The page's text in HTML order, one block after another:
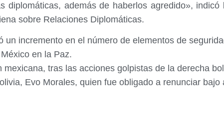
diplomáticas, además de haberlos agredido»,
sobre Relaciones Diplomáticas.
incremento en el número de elementos de
en la Paz.
tras las acciones golpistas de la derecha
Evo Morales, quien fue obligado a renunciar bajo